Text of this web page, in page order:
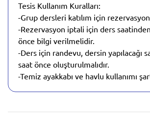
Tesis Kullanım Kuralları:
-Grup dersleri katılım için
-Rezervasyon iptali için ders
önce bilgi verilmelidir.
-Ders için randevu, dersin yapılacağı
saat önce oluşturulmalıdır.
-Temiz ayakkabı ve havlu kullanımı